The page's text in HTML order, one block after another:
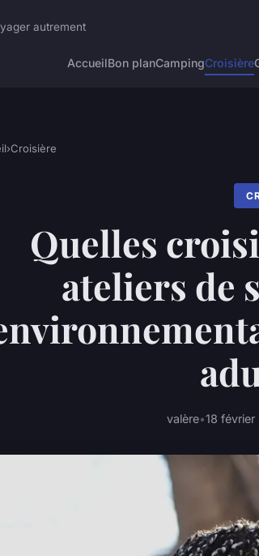
autrement
AccueilBon planCampingCroisière
›Croisière
Quelles
ateliers de
valère•18